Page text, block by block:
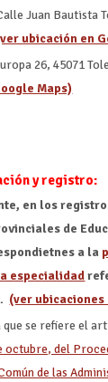
Juan Bautista
ubicación en
26, 45071
Maps)
y registro:
en los
de
a la
especialidad
(ver ubicaciones
que se refiere el
octubre, del
de las